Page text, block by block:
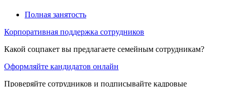
Полная занятость
Корпоративная поддержка сотрудников
Какой соцпакет вы предлагаете семейным сотрудникам?
Оформляйте кандидатов онлайн
Проверяйте сотрудников и подписывайте кадровые